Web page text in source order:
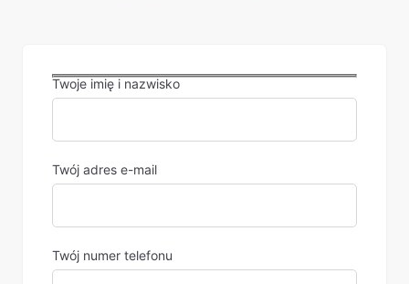
Twoje imię i nazwisko
Twój adres e-mail
Twój numer telefonu